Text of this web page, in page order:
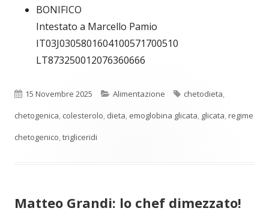
BONIFICO
Intestato a Marcello Pamio
IT03J0305801604100571700510
LT873250012076360666
Pubblicato
15 Novembre 2025 Categorie
Alimentazione Tag
chetodieta,
chetogenica, colesterolo, dieta, emoglobina glicata, glicata,regime
chetogenico,trigliceridi
Matteo Grandi: lo chef dimezzato!